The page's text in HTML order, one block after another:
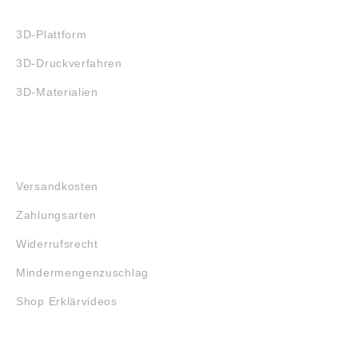
3D-Plattform
3D-Druckverfahren
3D-Materialien
Versandkosten
Zahlungsarten
Widerrufsrecht
Mindermengenzuschlag
Shop Erklärvideos